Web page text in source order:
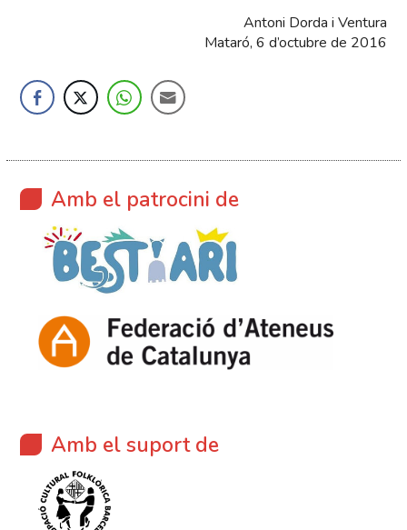
Antoni Dorda i Ventura
Mataró, 6 d’octubre de 2016
Amb el patrocini de
Amb el suport de